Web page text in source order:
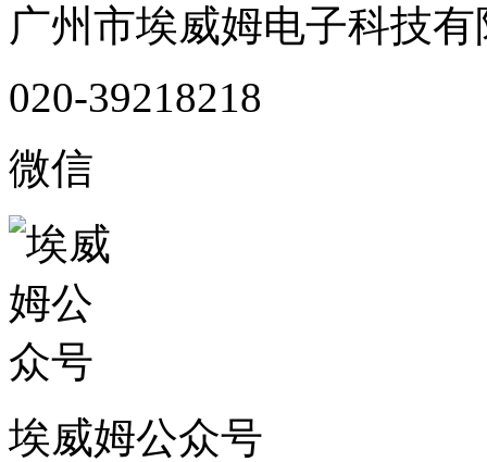
广州市埃威姆电子科技
020-39218218
微信
埃威姆公众号